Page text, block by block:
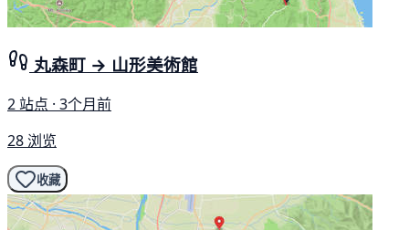
丸森町 → 山形美術館
2 站点 · 3个月前
28 浏览
收藏